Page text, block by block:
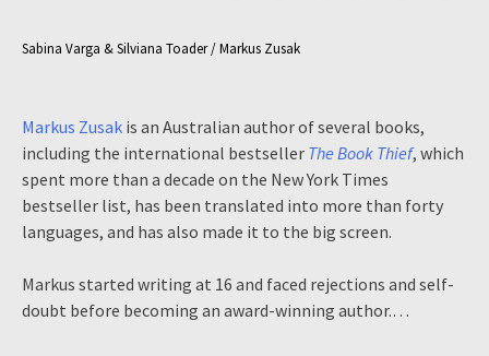
Sabina Varga & Silviana Toader / Markus Zusak
Markus Zusak is an Australian author of several books,
including the international bestseller The Book Thief, which
spent more than a decade on the New York Times
bestseller list, has been translated into more than forty
languages, and has also made it to the big screen.
Markus started writing at 16 and faced rejections and self-
doubt before becoming an award-winning author.…